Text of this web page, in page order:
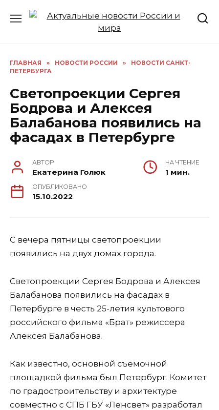
ГЛАВНАЯ » НОВОСТИ РОССИИ »
НОВОСТИ САНКТ-
ПЕТЕРБУРГА
Светопроекции Сергея
Бодрова и Алексея
Балабанова появились на
фасадах в Петербурге
АВТОР
Екатерина Голюк
НА ЧТЕНИЕ
1 мин.
ОПУБЛИКОВАНО
15.10.2022
С вечера пятницы светопроекции
появились на двух домах города.
Светопроекции Сергея Бодрова и Алексея
Балабанова появились на фасадах в
Петербурге в честь 25-летия культового
российского фильма «Брат» режиссера
Алексея Балабанова.
Как известно, основной съемочной
площадкой фильма был Петербург. Комитет
по градостроительству и архитектуре
совместно с СПБ ГБУ «Ленсвет» разработал